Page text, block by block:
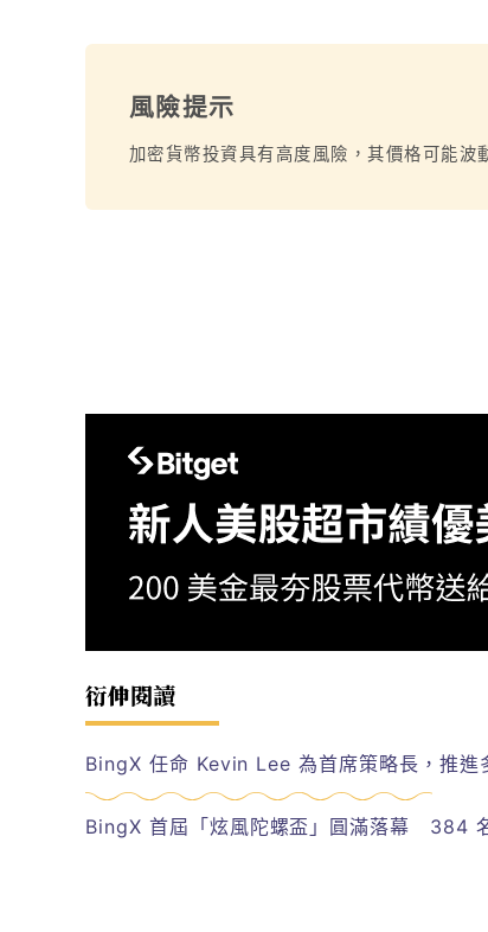
風險提示
加密貨幣投資具有高度風險，其價格可能波
衍伸閱讀
BingX 任命 Kevin Lee 為首席策略長，推進
BingX 首屆「炫風陀螺盃」圓滿落幕 384